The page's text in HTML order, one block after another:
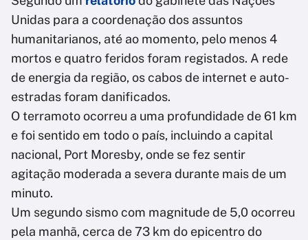
Unidas para a coordenação dos assuntos
humanitarianos, até ao momento, pelo menos 4
mortos e quatro feridos foram registados. A rede
de energia da região, os cabos de internet e auto-
estradas foram danificados.
O terramoto ocorreu a uma profundidade de 61 km
e foi sentido em todo o país, incluindo a capital
nacional, Port Moresby, onde se fez sentir
agitação moderada a severa durante mais de um
minuto.
Um segundo sismo com magnitude de 5,0 ocorreu
pela manhã, cerca de 73 km do epicentro do